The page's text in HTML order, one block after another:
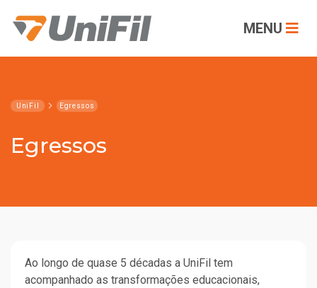
MENU
UniFil Egressos
Egressos
Ao longo de quase 5 décadas a UniFil tem
acompanhado as transformações educacionais,